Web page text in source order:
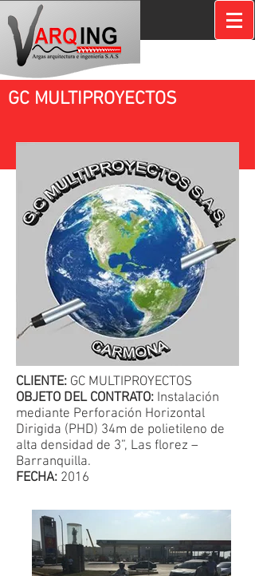
GC MULTIPROYECTOS
CLIENTE: GC MULTIPROYECTOS
OBJETO DEL CONTRATO: Instalación
mediante Perforación Horizontal
Dirigida (PHD) 34m de polietileno de
alta densidad de 3”, Las florez –
Barranquilla.
FECHA: 2016